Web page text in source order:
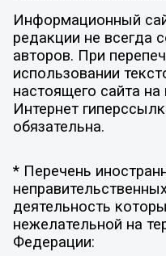
Информационный
редакции не всегда
авторов. При
использовании
настоящего сайта на
Интернет
обязательна.
* Перечень
деятельность
нежелательной на
Федерации: